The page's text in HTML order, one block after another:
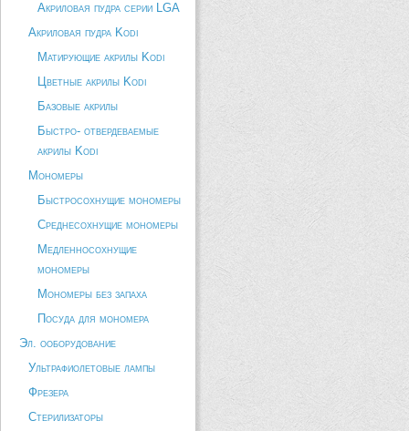
Акриловая пудра серии LGA
Акриловая пудра Kodi
Матирующие акрилы Kodi
Цветные акрилы Kodi
Базовые акрилы
Быстро- отвердеваемые
акрилы Kodi
Мономеры
Быстросохнущие мономеры
Среднесохнущие мономеры
Медленносохнущие
мономеры
Мономеры без запаха
Посуда для мономера
Эл. ооборудование
Ультрафиолетовые лампы
Фрезера
Стерилизаторы